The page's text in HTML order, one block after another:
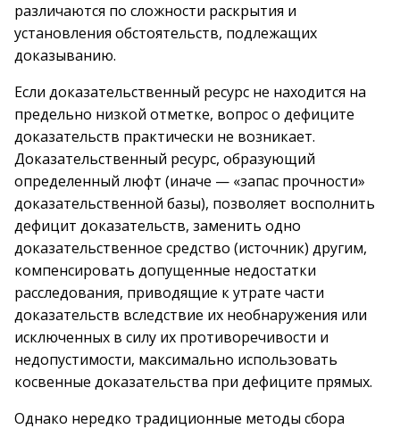
различаются по сложности раскрытия и
установления обстоятельств, подлежащих
доказыванию.
Если доказательственный ресурс не находится на
предельно низкой отметке, вопрос о дефиците
доказательств практически не возникает.
Доказательственный ресурс, образующий
определенный люфт (иначе — «запас прочности»
доказательственной базы), позволяет восполнить
дефицит доказательств, заменить одно
доказательственное средство (источник) другим,
компенсировать допущенные недостатки
расследования, приводящие к утрате части
доказательств вследствие их необнаружения или
исключенных в силу их противоречивости и
недопустимости, максимально использовать
косвенные доказательства при дефиците прямых.
Однако нередко традиционные методы сбора